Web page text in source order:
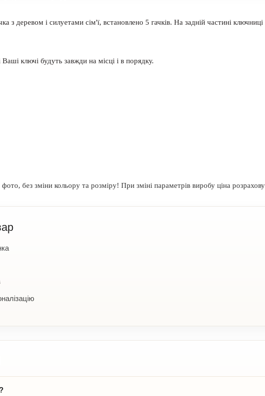
з деревом і силуетами сім'ї, встановлено 5 гачків. На задній частині
ключі будуть завжди на місці і в порядку.
без зміни кольору та розміру! При зміні параметрів виробу ціна